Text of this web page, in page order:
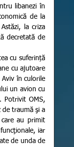
de la
la criza
decretată de
cu ajutoare
Aviv în culorile
un avion cu
Potrivit OMS,
de traumă şi a
au primit
iar
de unda de